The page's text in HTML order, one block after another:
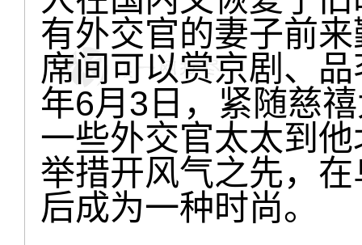
有外交官的妻子前
席间可以赏京剧、
年6月3日，紧随慈
一些外交官太太到
举措开风气之先，
后成为一种时尚。